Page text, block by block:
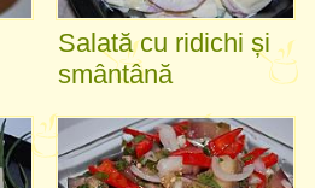
Salată cu ridichi și
smântână